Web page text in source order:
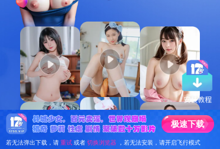
极速下载
若无法弹出下载，请重试或者切换浏览器，若无法安装，请开启飞行模式